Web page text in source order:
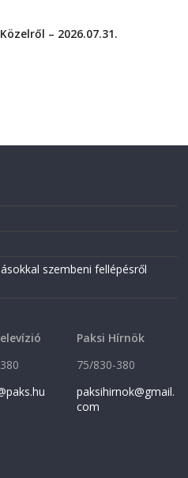
– 2026.07.31.
szembeni fellépésről
Paksi Hírnök
75/830-380
paksihirnok@gmail.
com